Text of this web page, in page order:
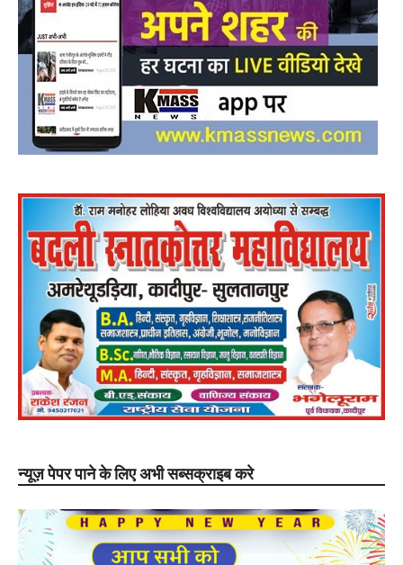
न्यूज़ पेपर पाने के लिए अभी सब्सक्राइब करे